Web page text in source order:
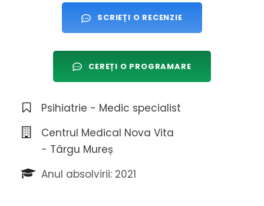
SCRIEȚI O RECENZIE
CEREȚI O PROGRAMARE
Psihiatrie - Medic specialist
Centrul Medical Nova Vita
- Târgu Mureș
Anul absolvirii: 2021